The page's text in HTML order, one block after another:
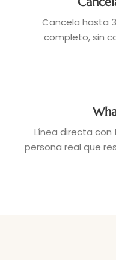
Cancela hasta
completo, sin
Línea directa con
persona real que